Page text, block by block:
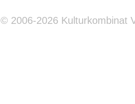
© 2006-2026